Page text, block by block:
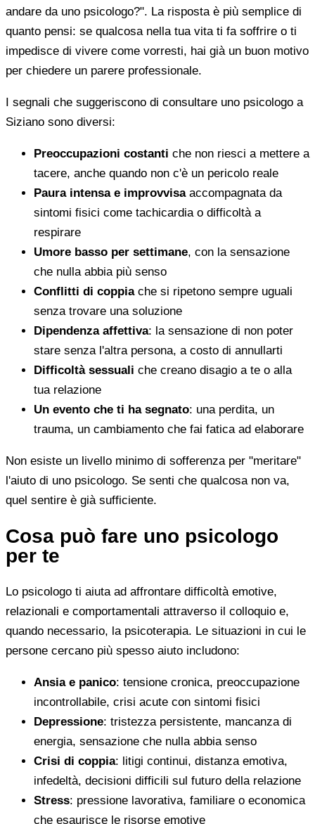
andare da uno psicologo?". La risposta è più semplice di
quanto pensi: se qualcosa nella tua vita ti fa soffrire o ti
impedisce di vivere come vorresti, hai già un buon motivo
per chiedere un parere professionale.
I segnali che suggeriscono di consultare uno psicologo a
Siziano sono diversi:
Preoccupazioni costanti che non riesci a mettere a
tacere, anche quando non c'è un pericolo reale
Paura intensa e improvvisaaccompagnata da
sintomi fisici come tachicardia o difficoltà a
respirare
Umore basso per settimane, con la sensazione
che nulla abbia più senso
Conflitti di coppiache si ripetono sempre uguali
senza trovare una soluzione
Dipendenza affettiva: la sensazione di non poter
stare senza l'altra persona, a costo di annullarti
Difficoltà sessuali che creano disagio a te o alla
tua relazione
Un evento che ti ha segnato: una perdita, un
trauma, un cambiamento che fai fatica ad elaborare
Non esiste un livello minimo di sofferenza per "meritare"
l'aiuto di uno psicologo. Se senti che qualcosa non va,
quel sentire è già sufficiente.
Cosa può fare uno psicologo
per te
Lo psicologo ti aiuta ad affrontare difficoltà emotive,
relazionali e comportamentali attraverso il colloquio e,
quando necessario, la psicoterapia. Le situazioni in cui le
persone cercano più spesso aiuto includono:
Ansia e panico: tensione cronica, preoccupazione
incontrollabile, crisi acute con sintomi fisici
Depressione: tristezza persistente, mancanza di
energia, sensazione che nulla abbia senso
Crisi di coppia: litigi continui, distanza emotiva,
infedeltà, decisioni difficili sul futuro della relazione
Stress: pressione lavorativa, familiare o economica
che esaurisce le risorse emotive